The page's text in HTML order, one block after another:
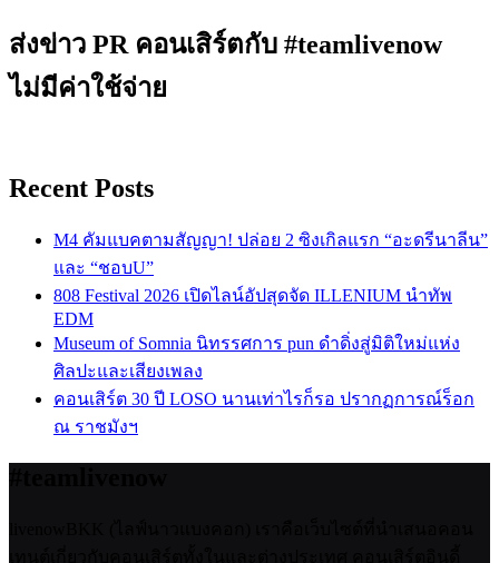
ส่งข่าว PR คอนเสิร์ตกับ #teamlivenow
ไม่มีค่าใช้จ่าย
Recent Posts
M4 คัมแบคตามสัญญา! ปล่อย 2 ซิงเกิลแรก “อะดรีนาลีน”
และ “ชอบU”
808 Festival 2026 เปิดไลน์อัปสุดจัด ILLENIUM นำทัพ
EDM
Museum of Somnia นิทรรศการ pun ดำดิ่งสู่มิติใหม่แห่ง
ศิลปะและเสียงเพลง
คอนเสิร์ต 30 ปี LOSO นานเท่าไรก็รอ ปรากฏการณ์ร็อก
ณ ราชมังฯ